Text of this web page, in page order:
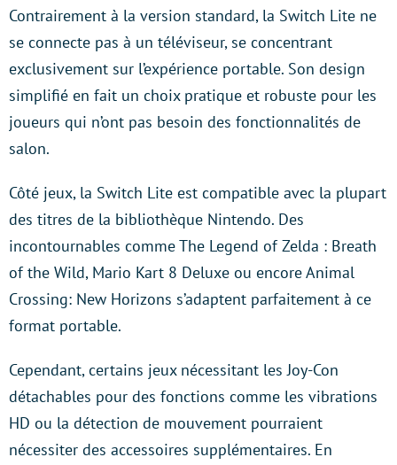
Contrairement à la version standard, la Switch Lite ne
se connecte pas à un téléviseur, se concentrant
exclusivement sur l’expérience portable. Son design
simplifié en fait un choix pratique et robuste pour les
joueurs qui n’ont pas besoin des fonctionnalités de
salon.
Côté jeux, la Switch Lite est compatible avec la plupart
des titres de la bibliothèque Nintendo. Des
incontournables comme The Legend of Zelda : Breath
of the Wild, Mario Kart 8 Deluxe ou encore Animal
Crossing: New Horizons s’adaptent parfaitement à ce
format portable.
Cependant, certains jeux nécessitant les Joy-Con
détachables pour des fonctions comme les vibrations
HD ou la détection de mouvement pourraient
nécessiter des accessoires supplémentaires. En